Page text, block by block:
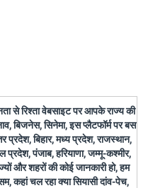
से रिश्ता वेबसाइट पर आपके राज्य की
बिजनेस, सिनेमा, इस प्लैटफॉर्म पर बस
प्रदेश, बिहार, मध्य प्रदेश, राजस्थान,
प्रदेश, पंजाब, हरियाणा, जम्मू-कश्मीर,
और शहरों की कोई जानकारी हो, हम
कहां चल रहा क्या सियासी दांव-पेच,